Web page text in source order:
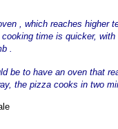
, which reaches higher
cooking time is quicker,
.
be to have an oven that
the pizza cooks in two